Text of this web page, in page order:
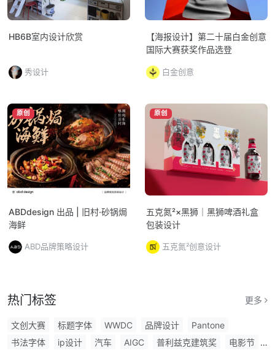
HB6B室内设计欣赏
秀设计
【海报设计】第二十届白金创意
国际大赛获奖作品选登
白金创意
原创
ABDdesign 出品 | 旧村·砂锅焗
海鲜
ABD品牌策略设计
原创
五克氮²×黑狮｜黑狮啤酒礼盒
包装设计
五克氮²创意设计
热门标签 更多
文创大赛 标题字体 WWDC 品牌设计
Pantone
书法字体
ip设计 汽车 AIGC 普利兹克建筑奖
电影节